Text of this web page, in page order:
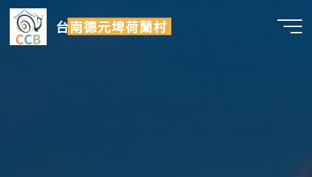
Skip
content
台南德元埤荷蘭村